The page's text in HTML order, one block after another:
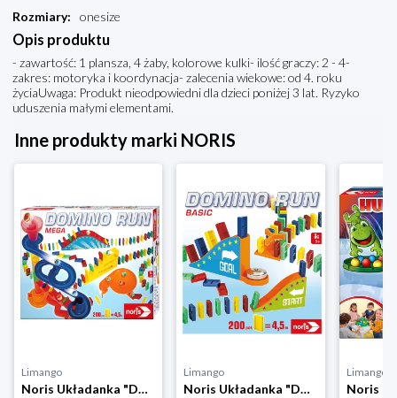
Rozmiary: onesize
Opis produktu
- zawartość: 1 plansza, 4 żaby, kolorowe kulki- ilość graczy: 2 - 4-
zakres: motoryka i koordynacja- zalecenia wiekowe: od 4. roku
życiaUwaga: Produkt nieodpowiedni dla dzieci poniżej 3 lat. Ryzyko
uduszenia małymi elementami.
Inne produkty marki NORIS
Limango
Noris Układanka "Domino Run Mega" - 3+ rozmiar: onesize
Limango
Noris Układanka "Domino Run Basic" - 3+ rozmiar: onesize
Limango